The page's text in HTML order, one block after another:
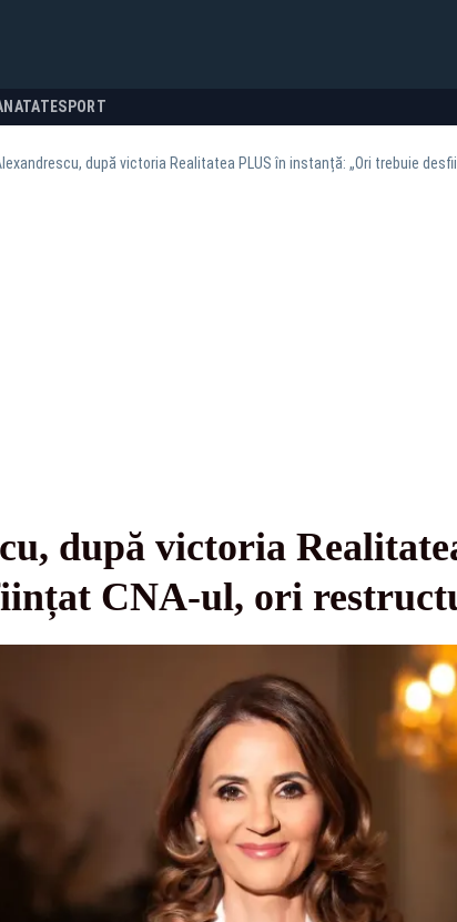
SPORT
după victoria Realitatea PLUS în instanță: „Ori trebuie
după victoria
CNA-ul, ori